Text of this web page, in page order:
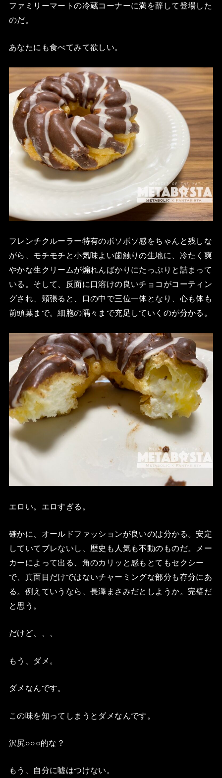
ファミリーマートの冷蔵コーナーに満を辞して登場した
のだ。
あなたにも食べてみて欲しい。
フレンチクルーラー特有のボソボソ感をちゃんと残しな
がら、モチモチと小気味よい歯触りの生地に、冷たく爽
やかな生クリームが煽れんばかりにたっぷりと詰まって
いる。そして、反面に口溶けの良いチョコがコーティン
グされ、頬張ると、口の中で三位一体となり、心も体も
前頭葉まで。細胞の隅々まで充足していくのが分かる。
エロい。エロすぎる。
確かに、オールドファッションが良いのは分かる。安定
していてブレないし、歴史も人気も不動のものだ。メー
カーによって出る、角のカリッと感もとてもセクシー
で、真面目だけではないチャーミングな部分も存分にあ
る。例えていうなら、長澤まさみだとしようか。完璧だ
と思う。
だけど、、、
もう、ダメ。
ダメなんです。
この味を知ってしまうとダメなんです。
沢尻○○○的な？
もう、自分に嘘はつけない。